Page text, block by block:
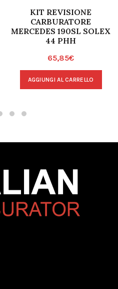
KIT REVISIONE
CARBURATORE
MERCEDES 190SL SOLEX
44 PHH
65,85€
AGGIUNGI AL CARRELLO